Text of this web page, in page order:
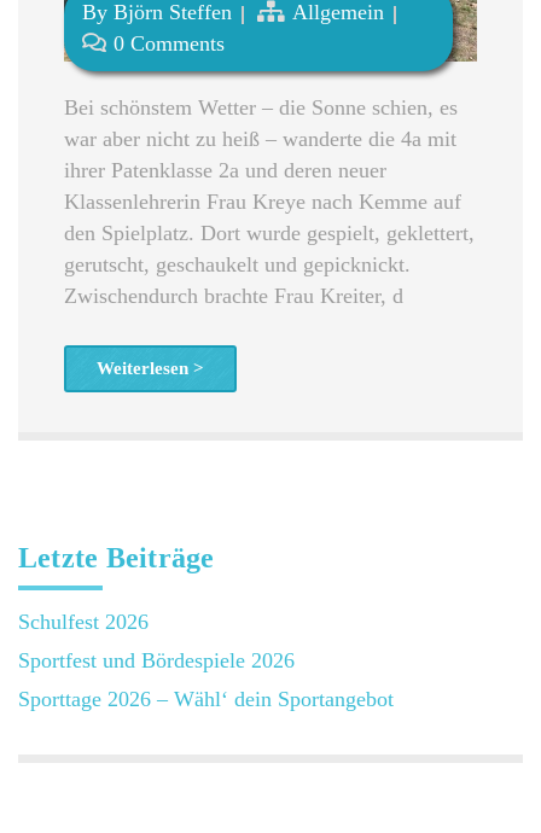
By Björn Steffen
Allgemein
0 Comments
Bei schönstem Wetter – die Sonne schien, es
war aber nicht zu heiß – wanderte die 4a mit
ihrer Patenklasse 2a und deren neuer
Klassenlehrerin Frau Kreye nach Kemme auf
den Spielplatz. Dort wurde gespielt, geklettert,
gerutscht, geschaukelt und gepicknickt.
Zwischendurch brachte Frau Kreiter, d
Weiterlesen >
Letzte Beiträge
Schulfest 2026
Sportfest und Bördespiele 2026
Sporttage 2026 – Wähl‘ dein Sportangebot